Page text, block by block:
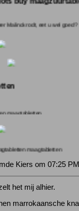
eet u wel goed?
maagtabletten
maagtabletten
Kiers om 07:25
het mij alhier.
marrokaansche